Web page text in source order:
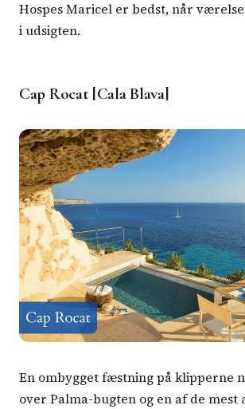
Hospes Maricel er bedst, når
i udsigten.
Cap Rocat [Cala Blava]
En ombygget fæstning på klipperne
over Palma-bugten og en af de mest